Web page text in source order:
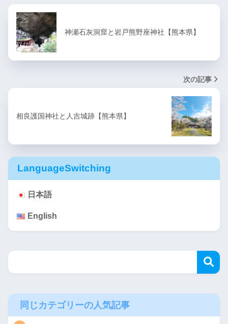
神瀬石灰洞窟と岩戸熊野座神社【熊本県】
次の記事
相良護国神社と人吉城跡【熊本県】
LanguageSwitching
日本語
English
同じカテゴリーの人気記事